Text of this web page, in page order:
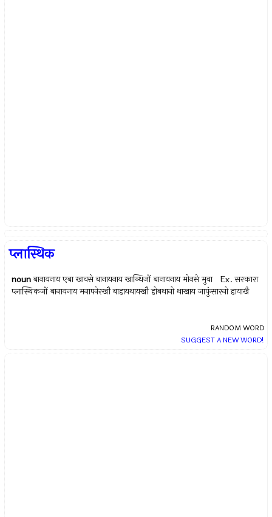
प्लास्थिक
noun बानायनाय एबा खावसे बानायनाय खान्थिजों बानायनाय मोनसे मुवा Ex.सरकारा
प्लास्थिकजों बानायनाय मनाफोरखौ बाहायथायखौ होबथानो थाखाय जाफुंसारनो हायाखै
RANDOM WORD
SUGGEST A NEW WORD!